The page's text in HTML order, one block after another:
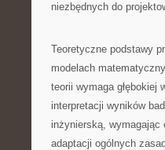
niezbędnych do
Teoretyczne podstawy
modelach
teorii wymaga głębokiej
interpretacji wyników
inżynierską,
adaptacji ogólnych